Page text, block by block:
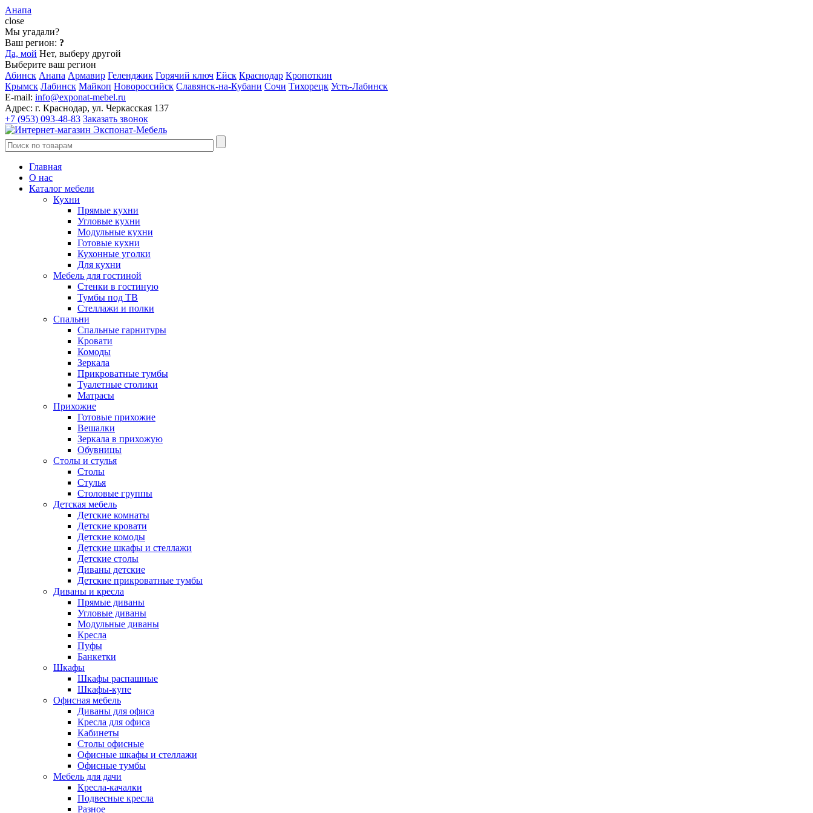
Анапа
close
Мы угадали?
Ваш регион: ?
Да, мой Нет, выберу другой
Выберите ваш регион
Абинск Анапа Армавир Геленджик Горячий ключ Ейск Краснодар Кропоткин
Крымск Лабинск Майкоп Новороссийск Славянск-на-Кубани Сочи Тихорецк Усть-Лабинск
E-mail: info@exponat-mebel.ru
Адрес: г. Краснодар, ул. Черкасская 137
+7 (953) 093-48-83 Заказать звонок
Главная
О нас
Каталог мебели
Кухни
Прямые кухни
Угловые кухни
Модульные кухни
Готовые кухни
Кухонные уголки
Для кухни
Мебель для гостиной
Стенки в гостиную
Тумбы под ТВ
Стеллажи и полки
Спальни
Спальные гарнитуры
Кровати
Комоды
Зеркала
Прикроватные тумбы
Туалетные столики
Матрасы
Прихожие
Готовые прихожие
Вешалки
Зеркала в прихожую
Обувницы
Столы и стулья
Столы
Стулья
Столовые группы
Детская мебель
Детские комнаты
Детские кровати
Детские комоды
Детские шкафы и стеллажи
Детские столы
Диваны детские
Детские прикроватные тумбы
Диваны и кресла
Прямые диваны
Угловые диваны
Модульные диваны
Кресла
Пуфы
Банкетки
Шкафы
Шкафы распашные
Шкафы-купе
Офисная мебель
Диваны для офиса
Кресла для офиса
Кабинеты
Столы офисные
Офисные шкафы и стеллажи
Офисные тумбы
Мебель для дачи
Кресла-качалки
Подвесные кресла
Разное